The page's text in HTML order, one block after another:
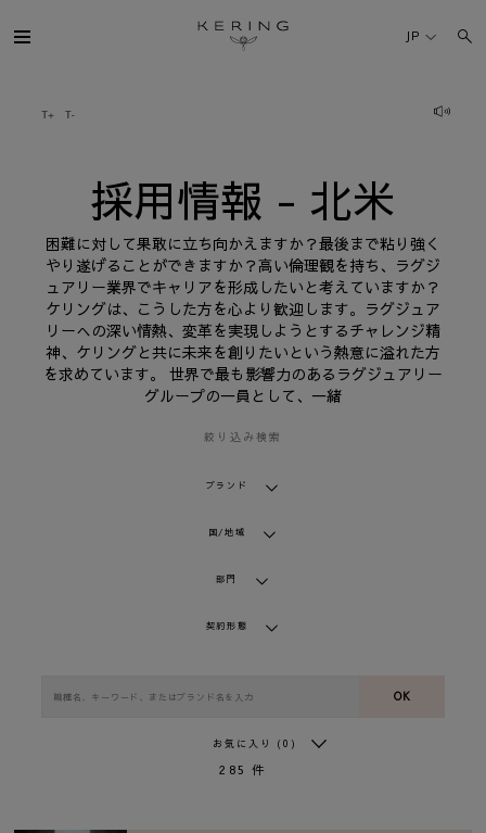
用
情
サステナビリティ
FINANCE
採用情報
JP
採用情報 - 北米
困難に対して果敢に立ち向かえますか？最後まで粘り強く
やり遂げることができますか？高い倫理観を持ち、ラグジ
ュアリー業界でキャリアを形成したいと考えていますか？
ケリングは、こうした方を心より歓迎します。ラグジュア
リーへの深い情熱、変革を実現しようとするチャレンジ精
神、ケリングと共に未来を創りたいという熱意に溢れた方
を求めています。 世界で最も影響力のあるラグジュアリー
グループの一員として、一緒
絞り込み検索
ブランド
国/地域
部門
契約形態
OK
お気に入り (0)
285 件